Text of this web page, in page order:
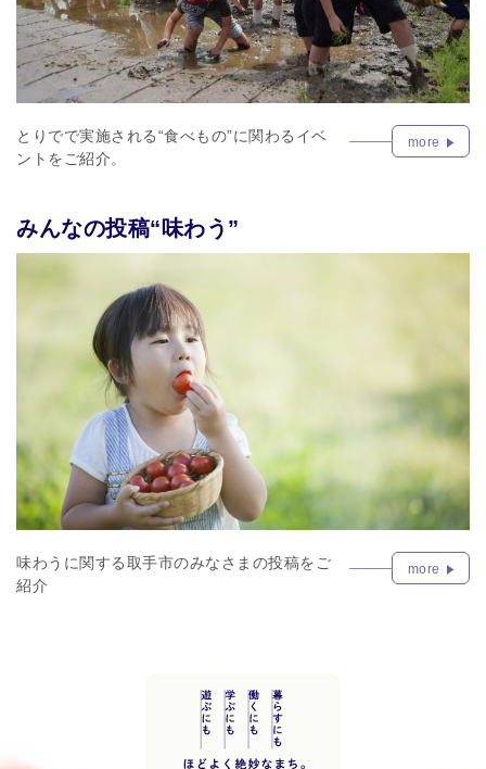
とりでで実施される“食べもの”に関わるイベ
ントをご紹介。
more
みんなの投稿“味わう”
味わうに関する取手市のみなさまの投稿をご
紹介
more